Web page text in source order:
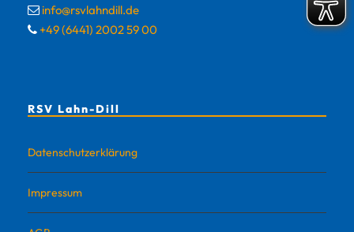
info@rsvlahndill.de
+49 (6441) 2002 59 00
RSV Lahn-Dill
Datenschutzerklärung
Impressum